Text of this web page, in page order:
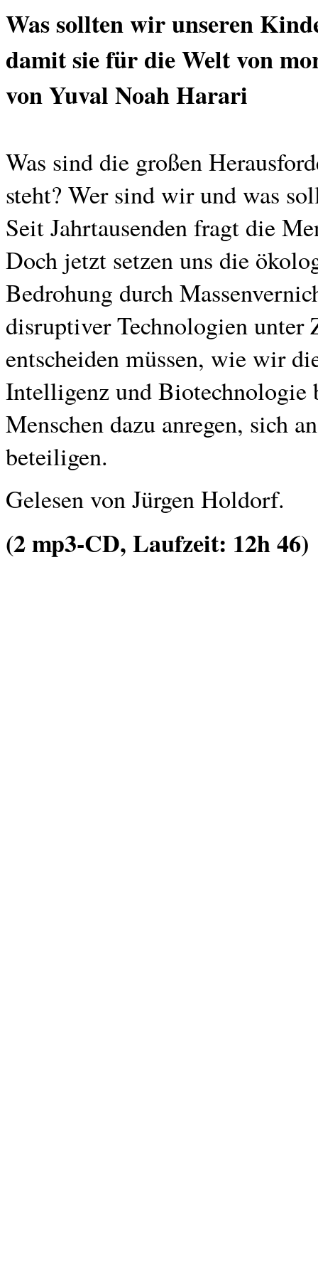
Was sollten wir unseren
damit sie für die Welt von
von Yuval Noah Harari
Was sind die großen
steht? Wer sind wir und was
Seit Jahrtausenden fragt die
Doch jetzt setzen uns die
Bedrohung durch
disruptiver Technologien
entscheiden müssen, wie wir
Intelligenz und
Menschen dazu anregen, sich
beteiligen.
Gelesen von Jürgen Holdorf.
(2 mp3-CD, Laufzeit: 12h 46)